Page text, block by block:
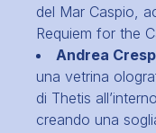
del Mar Caspio,
Requiem for the
Andrea
una vetrina
di Thetis
creando una